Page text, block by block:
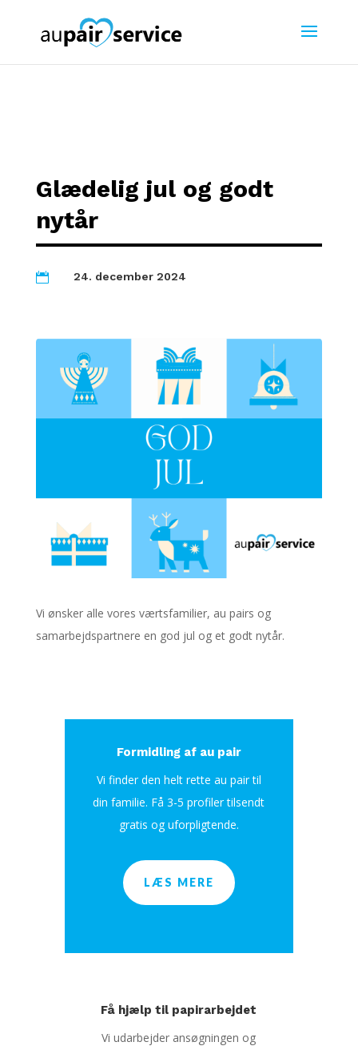
Glædelig jul og godt
nytår
 24. december 2024
Vi ønsker alle vores værtsfamilier, au pairs og
samarbejdspartnere en god jul og et godt nytår.
Formidling af au pair
Vi finder den helt rette au pair til
din familie. Få 3-5 profiler tilsendt
gratis og uforpligtende.
LÆS MERE
Få hjælp til papirarbejdet
Vi udarbejder ansøgningen og